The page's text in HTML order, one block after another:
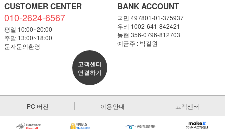
CUSTOMER CENTER
010-2624-6567
평일 10:00~20:00
주말 13:00~18:00
문자문의환영
고객센터
연결하기
BANK ACCOUNT
국민 497801-01-375937
우리 1002-641-842421
농협 356-0796-812703
예금주 : 박길원
PC 버전 이용안내 고객센터